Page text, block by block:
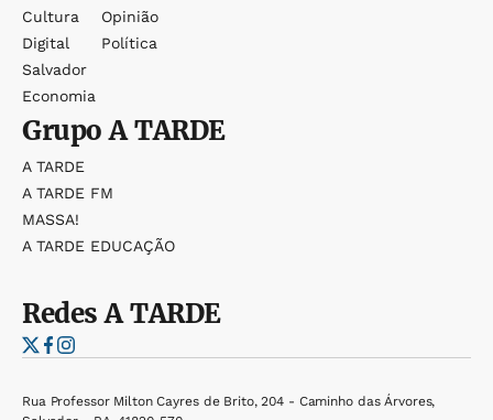
Cultura
Digital
Salvador
Economia
Opinião
Política
GrupoA TARDE
A TARDE
A TARDE FM
MASSA!
A TARDE EDUCAÇÃO
RedesA TARDE
Rua Professor Milton Cayres de Brito, 204 - Caminho das Árvores,